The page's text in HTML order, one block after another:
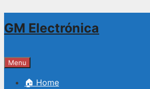
al
GM Electrónica
Menu
🏠 Home